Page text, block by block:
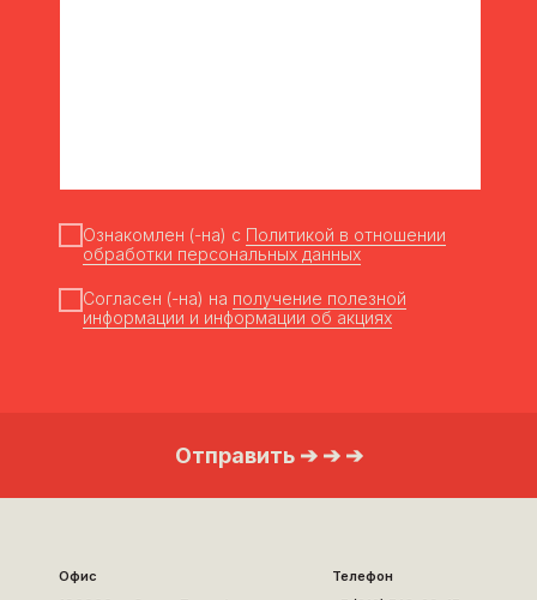
Remaksa
Ознакомлен (-на) с Политикой в отношении
обработки персональных данных
Согласен (-на) на получение полезной
информации и информации об акциях
Отправить ➔ ➔ ➔
Офис
Телефон